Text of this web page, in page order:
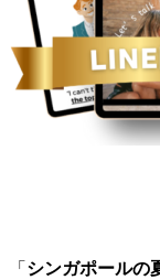
「 シンガポールの